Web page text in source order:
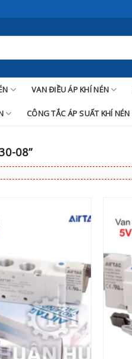
VAN ĐIỀU ÁP KHÍ NÉN
CÔNG TẮC ÁP SUẤT KHÍ NÉN
08”